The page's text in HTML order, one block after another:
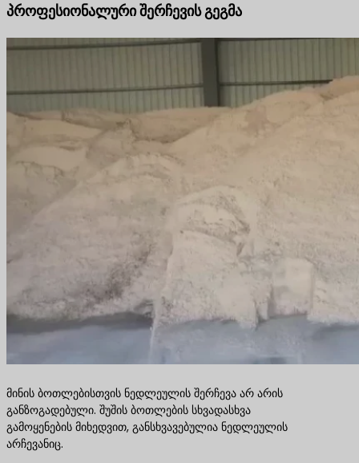
პროფესიონალური შერჩევის გეგმა
მინის ბოთლებისთვის ნედლეულის შერჩევა არ არის
განზოგადებული. შუშის ბოთლების სხვადასხვა
გამოყენების მიხედვით, განსხვავებულია ნედლეულის
არჩევანიც.